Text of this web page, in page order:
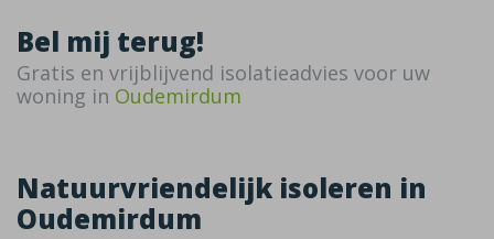
Bel mij terug!
Gratis en vrijblijvend isolatieadvies voor uw
woning in Oudemirdum
Natuurvriendelijk isoleren in
Oudemirdum